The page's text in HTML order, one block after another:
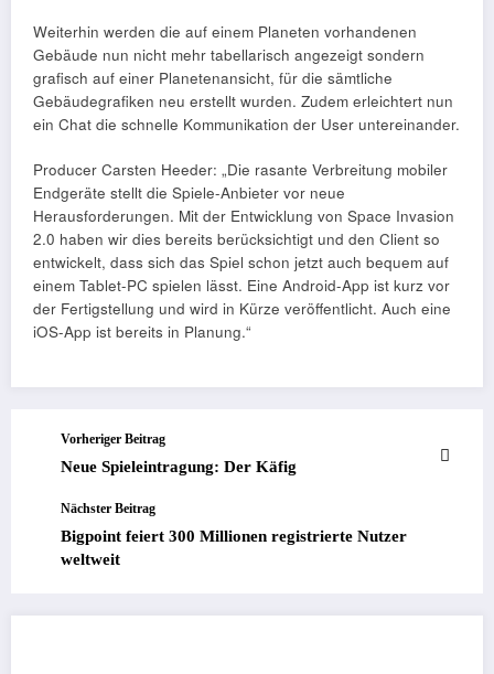
Weiterhin werden die auf einem Planeten vorhandenen
Gebäude nun nicht mehr tabellarisch angezeigt sondern
grafisch auf einer Planetenansicht, für die sämtliche
Gebäudegrafiken neu erstellt wurden. Zudem erleichtert nun
ein Chat die schnelle Kommunikation der User untereinander.
Producer Carsten Heeder: „Die rasante Verbreitung mobiler
Endgeräte stellt die Spiele-Anbieter vor neue
Herausforderungen. Mit der Entwicklung von Space Invasion
2.0 haben wir dies bereits berücksichtigt und den Client so
entwickelt, dass sich das Spiel schon jetzt auch bequem auf
einem Tablet-PC spielen lässt. Eine Android-App ist kurz vor
der Fertigstellung und wird in Kürze veröffentlicht. Auch eine
iOS-App ist bereits in Planung.“
Vorheriger Beitrag
Neue Spieleintragung: Der Käfig
Nächster Beitrag
Bigpoint feiert 300 Millionen registrierte Nutzer
weltweit